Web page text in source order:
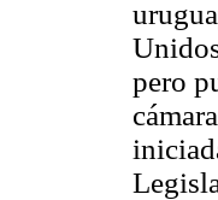
pero